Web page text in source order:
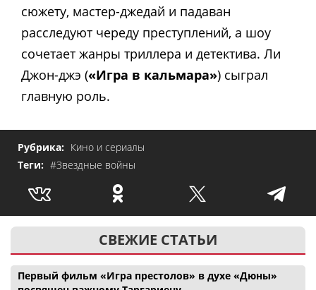
сюжету, мастер-джедай и падаван
расследуют череду преступлений, а шоу
сочетает жанры триллера и детектива. Ли
Джон-джэ («Игра в кальмара») сыграл
главную роль.
Рубрика: Кино и сериалы
Теги: #Звездные войны
СВЕЖИЕ СТАТЬИ
Первый фильм «Игра престолов» в духе «Дюны»